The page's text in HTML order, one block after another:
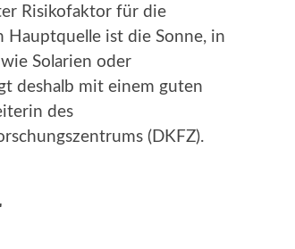
Risikofaktor für die
Hauptquelle ist die Sonne, in
Solarien oder
deshalb mit einem guten
des
(DKFZ).